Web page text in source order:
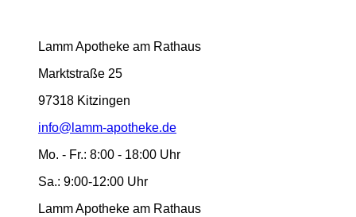
Lamm Apotheke am Rathaus
Marktstraße 25
97318 Kitzingen
info@lamm-apotheke.de
Mo. - Fr.: 8:00 - 18:00 Uhr
Sa.: 9:00-12:00 Uhr
Lamm Apotheke am Rathaus